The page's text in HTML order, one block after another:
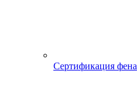
Сертификация фена